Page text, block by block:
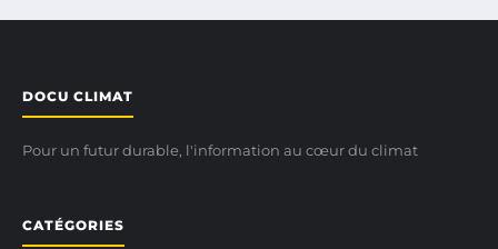
DOCU CLIMAT
Pour un futur durable, l'information au cœur du climat
CATÉGORIES